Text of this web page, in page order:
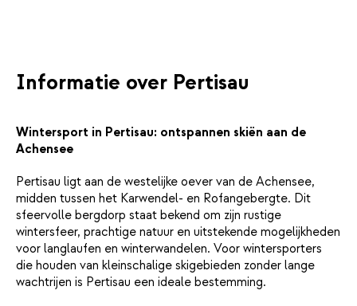
Informatie over Pertisau
Wintersport in Pertisau: ontspannen skiën aan de
Achensee
Pertisau ligt aan de westelijke oever van de Achensee,
midden tussen het Karwendel- en Rofangebergte. Dit
sfeervolle bergdorp staat bekend om zijn rustige
wintersfeer, prachtige natuur en uitstekende mogelijkheden
voor langlaufen en winterwandelen. Voor wintersporters
die houden van kleinschalige skigebieden zonder lange
wachtrijen is Pertisau een ideale bestemming.